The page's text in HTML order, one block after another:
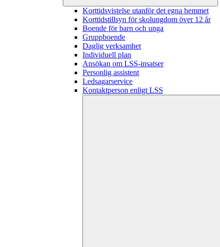
Korttidsvistelse utanför det egna hemmet
Korttidstillsyn för skolungdom över 12 år
Boende för barn och unga
Gruppboende
Daglig verksamhet
Individuell plan
Ansökan om LSS-insatser
Personlig assistent
Ledsagarservice
Kontaktperson enligt LSS